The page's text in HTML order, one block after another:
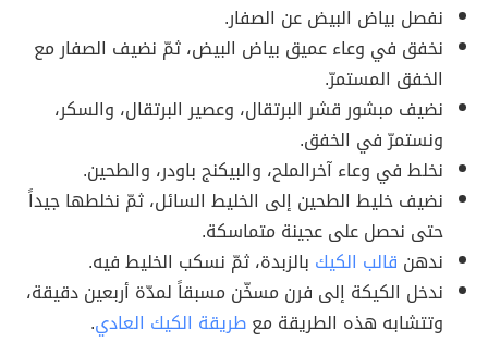
نفصل بياض البيض عن الصفار.
نخفق في وعاء عميق بياض البيض، ثمّ نضيف الصفار مع
الخفق المستمرّ.
نضيف مبشور قشر البرتقال، وعصير البرتقال، والسكر،
ونستمرّ في الخفق.
نخلط في وعاء آخرالملح، والبيكنج باودر، والطحين.
نضيف خليط الطحين إلى الخليط السائل، ثمّ نخلطها جيداً
حتى نحصل على عجينة متماسكة.
ندهن قالب الكيك بالزبدة، ثمّ نسكب الخليط فيه.
ندخل الكيكة إلى فرن مسخّن مسبقاً لمدّة أربعين دقيقة،
وتتشابه هذه الطريقة معطريقة الكيك العادي.